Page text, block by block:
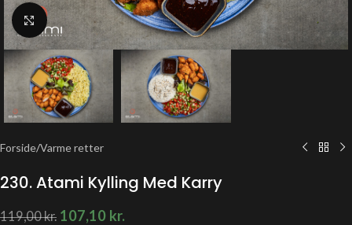
Klik for at forstørre
Forside/Varme retter
230. Atami Kylling Med Karry
119,00kr. 107,10 kr.